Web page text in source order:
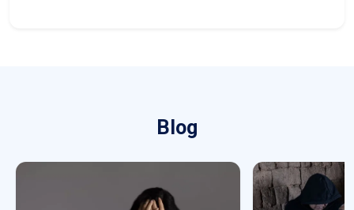
Blog